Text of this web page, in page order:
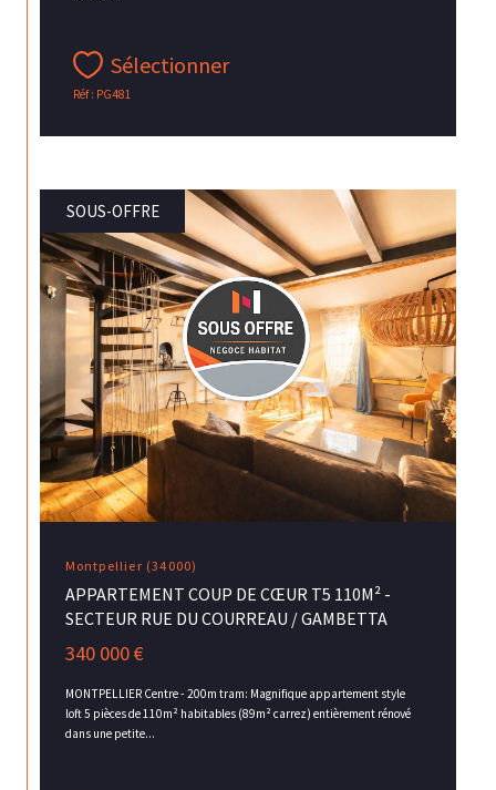
Sélectionner
Réf : PG481
Montpellier (34000)
APPARTEMENT COUP DE CŒUR T5 110M² -
SECTEUR RUE DU COURREAU / GAMBETTA
340 000 €
MONTPELLIER Centre - 200m tram: Magnifique appartement style
loft 5 pièces de 110m² habitables (89m² carrez) entièrement rénové
dans une petite...
SOUS-OFFRE